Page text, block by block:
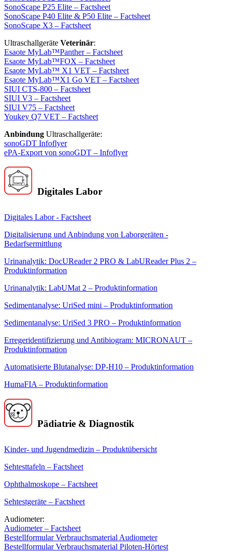
SonoScape P25 Elite – Factsheet
SonoScape P40 Elite & P50 Elite – Factsheet
SonoScape X3 – Factsheet
Ultraschallgeräte Veterinär:
Esaote MyLab™Panther – Factsheet
Esaote MyLab™FOX – Factsheet
Esaote MyLab™ X1 VET – Factsheet
Esaote MyLab™X1 Go VET – Factsheet
SIUI CTS-800 – Factsheet
SIUI V3 – Factsheet
SIUI V75 – Factsheet
Youkey Q7 VET – Factsheet
Anbindung Ultraschallgeräte:
sonoGDT Infoflyer
ePA-Export von sonoGDT – Infoflyer
Digitales Labor
Digitales Labor - Factsheet
Digitalisierung und Anbindung von Laborgeräten -
Bedarfsermittlung
Urinanalytik: DocUReader 2 PRO & LabUReader Plus 2 –
Produktinformation
Urinanalytik: LabUMat 2 – Produktinformation
Sedimentanalyse: UriSed mini – Produktinformation
Sedimentanalyse: UriSed 3 PRO – Produktinformation
Erregeridentifizierung und Antibiogram: MICRONAUT –
Produktinformation
Automatisierte Blutanalyse: DP-H10 – Produktinformation
HumaFIA – Produktinformation
Pädiatrie & Diagnostik
Kinder- und Jugendmedizin – Produktübersicht
Sehtesttafeln – Factsheet
Ophthalmoskope – Factsheet
Sehtestgeräte – Factsheet
Audiometer:
Audiometer – Factsheet
Bestellformular Verbrauchsmaterial Audiometer
Bestellformular Verbrauchsmaterial Piloten-Hörtest